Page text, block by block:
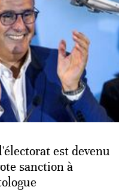
est devenu
sanction à